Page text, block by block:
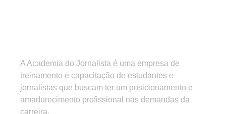
A Academia do Jornalista é uma empresa de
treinamento e capacitação de estudantes e
jornalistas que buscam ter um posicionamento e
amadurecimento profissional nas demandas da
carreira.